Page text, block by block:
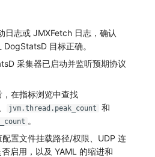
日志或 JMXFetch 日志，确认
目标正确。
采集器已启动并监听预期协议
在指标浏览中查找
jvm.thread.peak_count 和
。
置文件挂载路径/权限、UDP 连
启用，以及 YAML 的缩进和